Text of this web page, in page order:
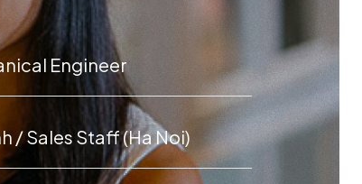
Engineer
/ Sales Staff (Ha Noi)